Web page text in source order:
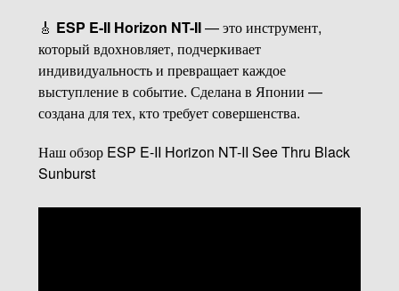
🎸 ESP E-II Horizon NT-II— это инструмент,
который вдохновляет, подчеркивает
индивидуальность и превращает каждое
выступление в событие. Сделана в Японии —
создана для тех, кто требует совершенства.
Наш обзор ESP E-II Horizon NT-II See Thru Black
Sunburst